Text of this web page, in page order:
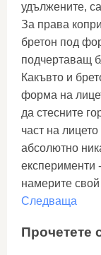
удължените,
За права
бретон под
подчертаващ
Какъвто и
форма на
да стесните
част на
абсолютно
експерименти
намерите
Следваща
Прочетете